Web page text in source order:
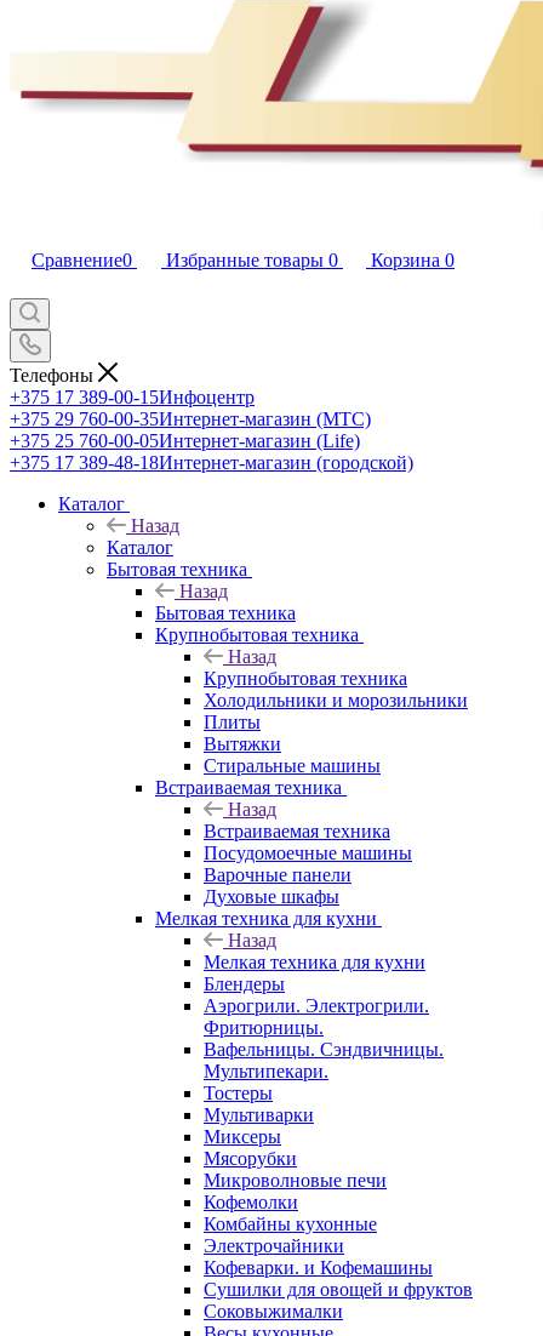
Сравнение0 Избранные товары 0 Корзина 0
Телефоны
+375 17 389-00-15Инфоцентр
+375 29 760-00-35Интернет-магазин (МТС)
+375 25 760-00-05Интернет-магазин (Life)
+375 17 389-48-18Интернет-магазин (городской)
Каталог
Назад
Каталог
Бытовая техника
Назад
Бытовая техника
Крупнобытовая техника
Назад
Крупнобытовая техника
Холодильники и морозильники
Плиты
Вытяжки
Стиральные машины
Встраиваемая техника
Назад
Встраиваемая техника
Посудомоечные машины
Варочные панели
Духовые шкафы
Мелкая техника для кухни
Назад
Мелкая техника для кухни
Блендеры
Аэрогрили. Электрогрили.
Фритюрницы.
Вафельницы. Сэндвичницы.
Мультипекари.
Тостеры
Мультиварки
Миксеры
Мясорубки
Микроволновые печи
Кофемолки
Комбайны кухонные
Электрочайники
Кофеварки. и Кофемашины
Сушилки для овощей и фруктов
Соковыжималки